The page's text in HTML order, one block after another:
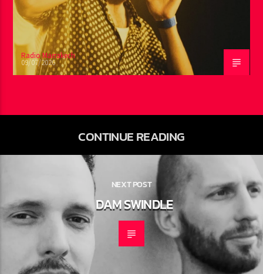
Radio Marrakech
09/07/2026
CONTINUE READING
NEXT POST
DAM SWINDLE